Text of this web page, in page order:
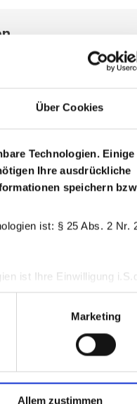
Über Cookies
Technologien. Einige
Ihre ausdrückliche
speichern
ist: § 25 Abs. 2 Nr.
ist Ihre Einwilligung
Marketing
Allem zustimmen
um Ihre
Sie haben noch kein
registrieren.
Konto erstellen
Transparenz,
stärkt die
Member of Executive